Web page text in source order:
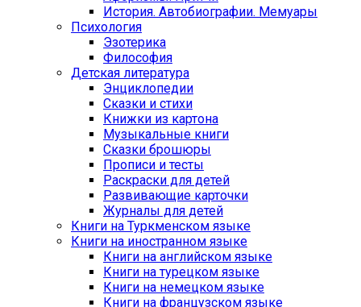
История. Автобиографии. Мемуары
Психология
Эзотерика
Философия
Детская литература
Энциклопедии
Сказки и стихи
Книжки из картона
Музыкальные книги
Сказки брошюры
Прописи и тесты
Раскраски для детей
Развивающие карточки
Журналы для детей
Книги на Туркменском языке
Книги на иностранном языке
Книги на английском языке
Книги на турецком языке
Книги на немецком языке
Книги на французском языке